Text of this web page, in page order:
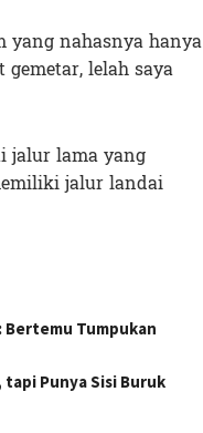
yang nahasnya hanya
lelah saya
jalur lama yang
jalur landai
Bertemu Tumpukan
Punya Sisi Buruk